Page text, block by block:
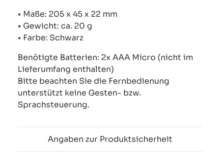
• Maße: 205 x 45 x 22 mm
• Gewicht: ca. 20 g
• Farbe: Schwarz
Benötigte Batterien: 2x AAA Micro (nicht im
Lieferumfang enthalten)
Bitte beachten Sie die Fernbedienung
unterstützt keine Gesten- bzw.
Sprachsteuerung.
Angaben zur Produktsicherheit